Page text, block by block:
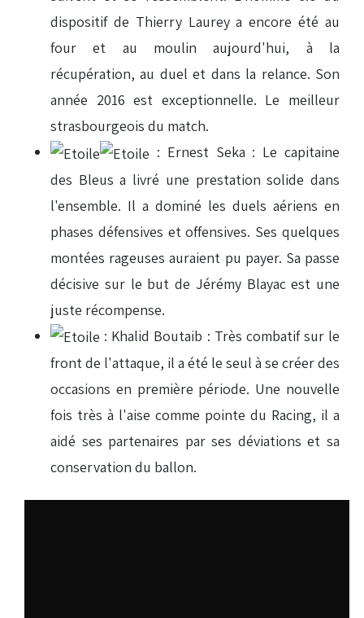
dispositif de Thierry Laurey a encore été au
four et au moulin aujourd'hui, à la
récupération, au duel et dans la relance. Son
année 2016 est exceptionnelle. Le meilleur
strasbourgeois du match.
: Ernest Seka : Le capitaine
des Bleus a livré une prestation solide dans
l'ensemble. Il a dominé les duels aériens en
phases défensives et offensives. Ses quelques
montées rageuses auraient pu payer. Sa passe
décisive sur le but de Jérémy Blayac est une
juste récompense.
: Khalid Boutaib : Très combatif sur le
front de l'attaque, il a été le seul à se créer des
occasions en première période. Une nouvelle
fois très à l'aise comme pointe du Racing, il a
aidé ses partenaires par ses déviations et sa
conservation du ballon.